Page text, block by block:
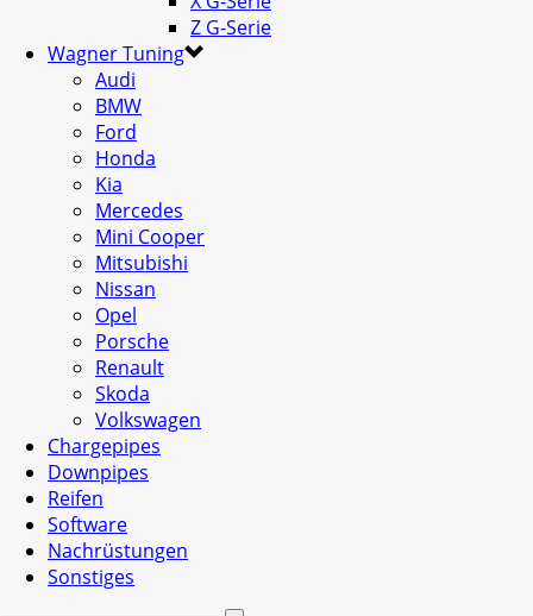
Z G-Serie
Wagner Tuning
Audi
BMW
Ford
Honda
Kia
Mercedes
Mini Cooper
Mitsubishi
Nissan
Opel
Porsche
Renault
Skoda
Volkswagen
Chargepipes
Downpipes
Reifen
Software
Nachrüstungen
Sonstiges